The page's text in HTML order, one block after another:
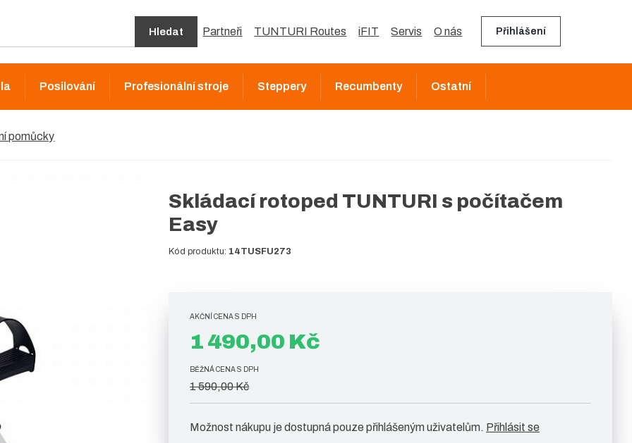
Hledat Partneři TUNTURI Routes iFIT Servis O nás Přihlášení
Posilování Profesionální stroje Steppery Recumbenty Ostatní
pomůcky
Skládací rotoped TUNTURI s počítačem
Easy
Kód produktu: 14TUSFU273
AKČNÍ CENA S DPH
1 490,00 Kč
BĚŽNÁ CENA S DPH
1 590,00 Kč
Možnost nákupu je dostupná pouze přihlášeným uživatelům. Přihlásit se